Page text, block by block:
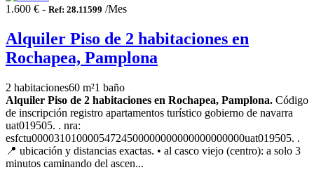
1.600 € - Ref: 28.11599 /Mes
Alquiler Piso de 2 habitaciones en
Rochapea, Pamplona
2 habitaciones60 m²1 baño
Alquiler Piso de 2 habitaciones en Rochapea, Pamplona. Código
de inscripción registro apartamentos turístico gobierno de navarra
uat019505. . nra:
esfctu00003101000054724500000000000000000000uat019505. .
📍 ubicación y distancias exactas. • al casco viejo (centro): a solo 3
minutos caminando del ascen...